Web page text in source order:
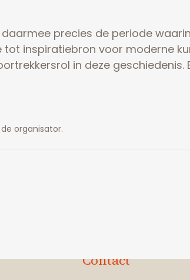
precies de periode
inspiratiebron voor moderne
in deze
organisator.
Contact